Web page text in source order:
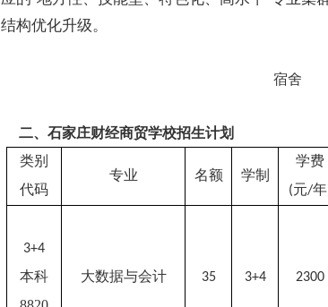
结构优化升级。
宿舍
二、 石家庄财经商贸学校招生计划
类别
代码
专业 名额 学制
学费
(元/年
3+4
本科
大数据与会计 35 3+4 2300